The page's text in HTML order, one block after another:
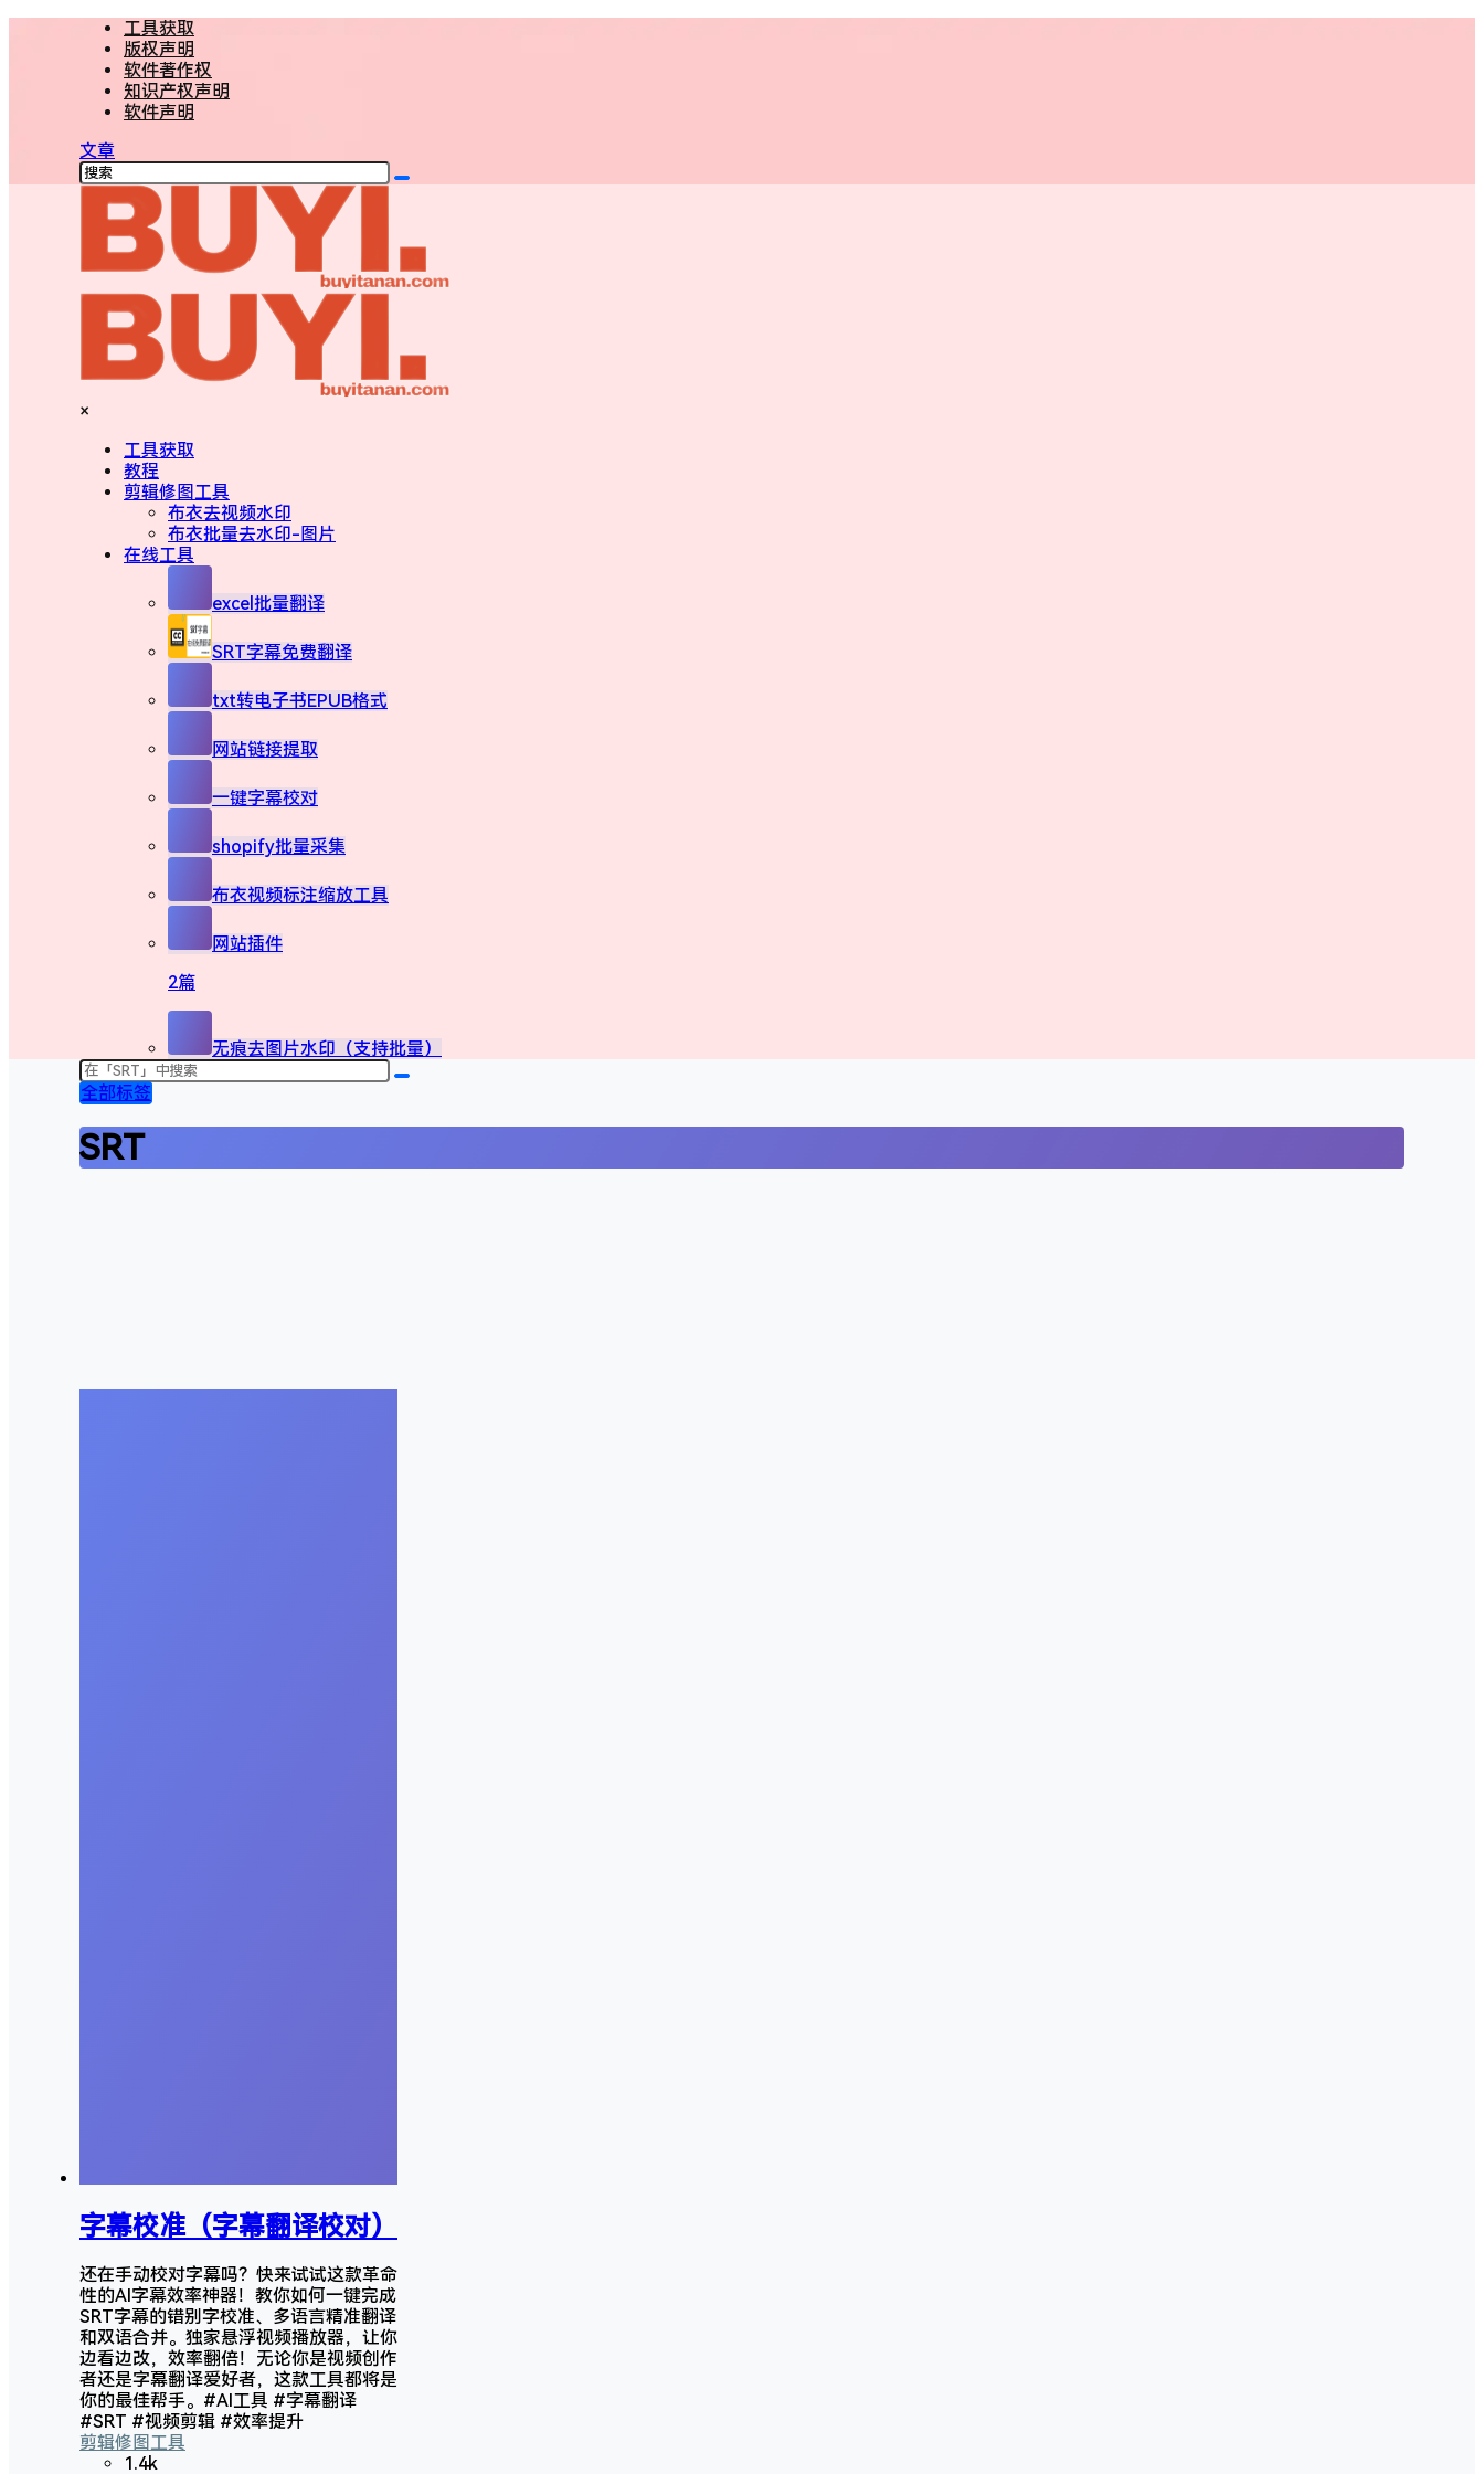
工具获取
版权声明
软件著作权
知识产权声明
软件声明
文章
×
工具获取
教程
剪辑修图工具
布衣去视频水印
布衣批量去水印-图片
在线工具
excel批量翻译
SRT字幕免费翻译
txt转电子书EPUB格式
网站链接提取
一键字幕校对
shopify批量采集
布衣视频标注缩放工具
网站插件
2篇
无痕去图片水印（支持批量）
全部标签
SRT
字幕校准（字幕翻译校对）
还在手动校对字幕吗？快来试试这款革命
性的AI字幕效率神器！教你如何一键完成
SRT字幕的错别字校准、多语言精准翻译
和双语合并。独家悬浮视频播放器，让你
边看边改，效率翻倍！无论你是视频创作
者还是字幕翻译爱好者，这款工具都将是
你的最佳帮手。#AI工具 #字幕翻译
#SRT #视频剪辑 #效率提升
剪辑修图工具
1.4k